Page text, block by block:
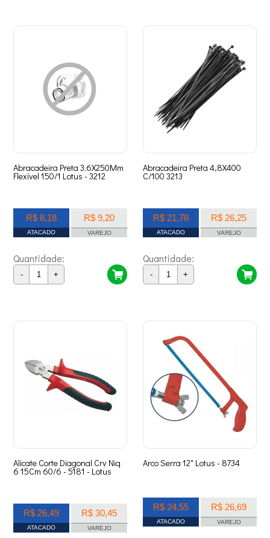
Abracadeira Preta 3.6X250Mm
Flexível 150/1 Lotus - 3212
R$ 8,18
ATACADO
R$ 9,20
VAREJO
Quantidade:
- +
Abracadeira Preta 4,8X400
C/100 3213
R$ 21,78
ATACADO
R$ 26,25
VAREJO
Quantidade:
- +
Alicate Corte Diagonal Crv Niq
6 15Cm 60/6 - 5181 - Lotus
R$ 26,49
ATACADO
R$ 30,45
VAREJO
Arco Serra 12" Lotus - 8734
R$ 24,55
ATACADO
R$ 26,69
VAREJO